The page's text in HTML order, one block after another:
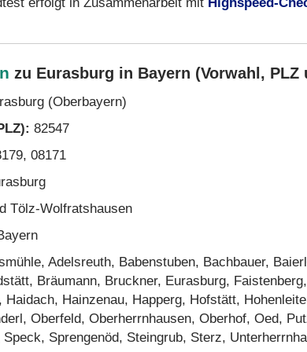
zu Eurasburg in Bayern (Vorwahl, PLZ
(Oberbayern)
82547
08171
Tölz-Wolfratshausen
Adelsreuth, Babenstuben, Bachbauer,
Bräumann, Bruckner, Eurasburg,
Haidach, Hainzenau, Happerg, Hofstätt,
Oberfeld, Oberherrnhausen, Oberhof, Oed,
Sprengenöd, Steingrub, Sterz,